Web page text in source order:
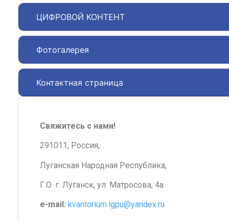
ЦИФРОВОЙ КОНТЕНТ
Фотогалерея
Контактная страница
Свяжитесь с нами!
291011, Россия,
Луганская Народная Республика,
Г.О. г. Луганск, ул. Матросова, 4а
e-mail: kvantorium.lgpu@yandex.ru